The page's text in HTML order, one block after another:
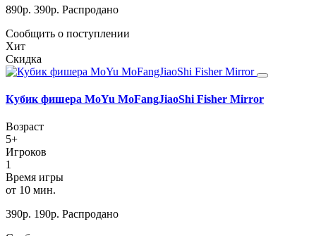
890р. 390р. Распродано
Сообщить о поступлении
Хит
Скидка
Кубик фишера MoYu MoFangJiaoShi Fisher Mirror
Возраст
5+
Игроков
1
Время игры
от 10 мин.
390р. 190р. Распродано